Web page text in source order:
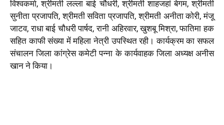
विश्वकर्मा, श्रीमती लल्ला बाई चौधरी, श्रीमती शाहजहां बेगम, श्रीमती
सुनीता प्रजापति, श्रीमती सविता प्रजापति, श्रीमती अनीता कोरी, मंजू
जाटव, राधा बाई चौधरी पार्षद, रानी अहिरवार, खुशबू मिश्रा, फातिमा हक
सहित काफी संख्या में महिला नेत्री उपस्थित रही। कार्यक्रम का सफल
संचालन जिला कांग्रेस कमेटी पन्ना के कार्यवाहक जिला अध्यक्ष अनीस
खान ने किया।